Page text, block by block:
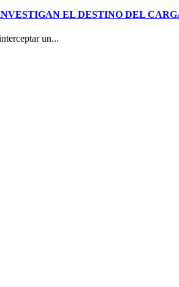
EL DESTINO DEL
un...